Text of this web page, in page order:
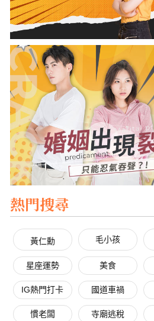
熱門搜尋
黃仁勳 毛小孩
星座運勢 美食
IG熱門打卡 國道車禍
慣老闆 寺廟逃稅